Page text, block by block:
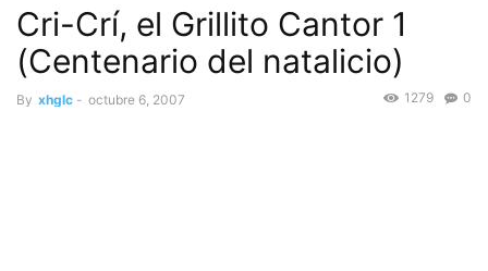
Cri-Crí, el Grillito Cantor 1
(Centenario del natalicio)
By xhglc - octubre 6, 2007 0
1279